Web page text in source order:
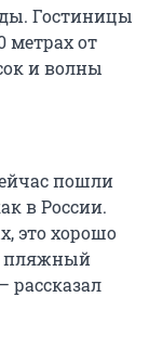
Гостиницы
метрах от
и волны
пошли
в России.
это хорошо
пляжный
рассказал